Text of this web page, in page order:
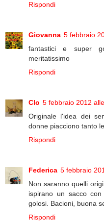
Rispondi
Giovanna 5 febbraio
fantastici e super
meritatissimo
Rispondi
Clo 5 febbraio 2012
Originale l'idea dei
donne piacciono tanto
Rispondi
Federica 5 febbraio
Non saranno quelli
ispirano un sacco
golosi. Bacioni, buona
Rispondi